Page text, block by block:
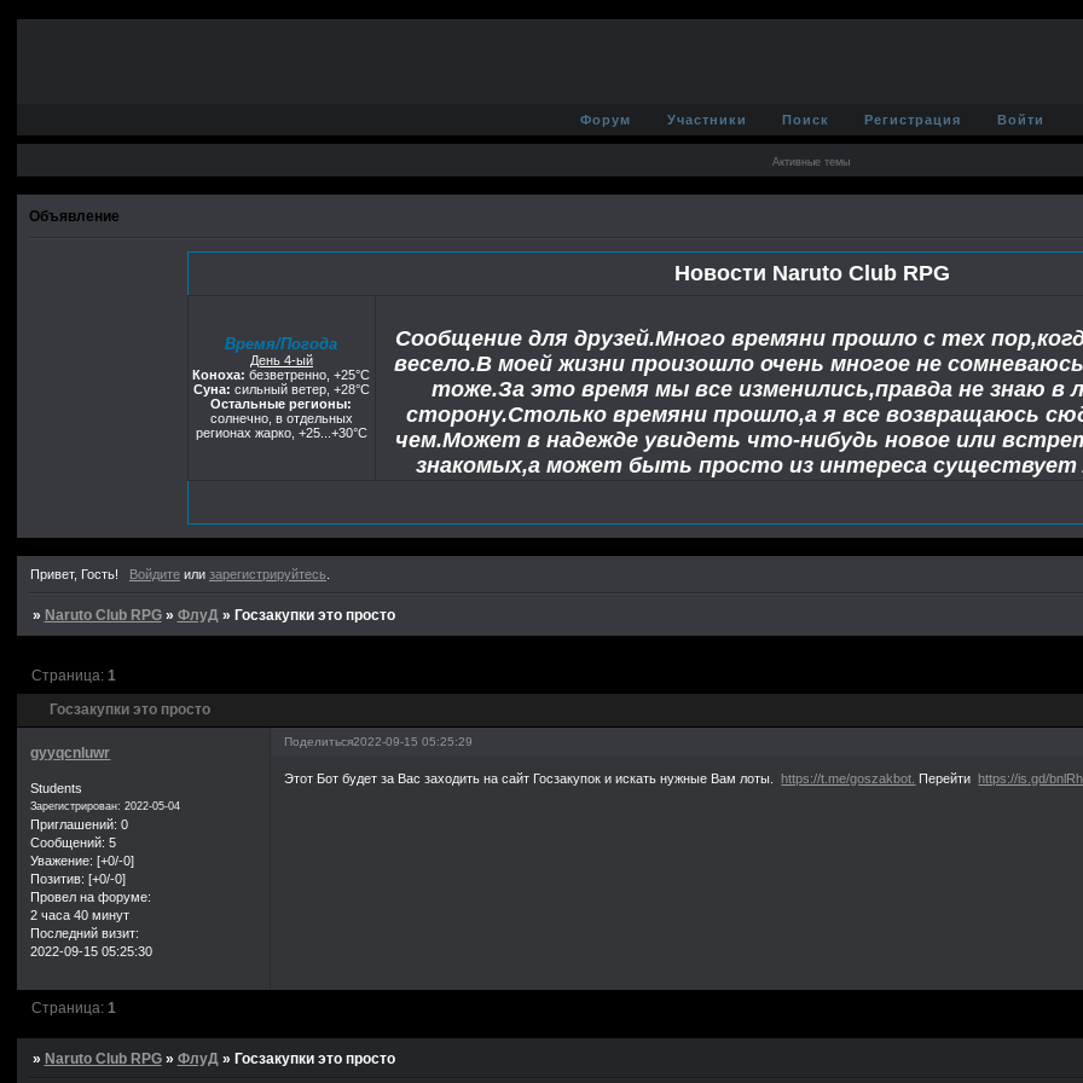
Форум Участники Поиск Регистрация Войти
Активные темы
Объявление
Новости Naruto Club RPG
Время/Погода
День 4-ый
Коноха: безветренно, +25°C
Суна: сильный ветер, +28°С
Остальные регионы:
солнечно, в отдельных
регионах жарко, +25...+30°С
Сообщение для друзей.Много времяни прошло с тех
весело.В моей жизни произошло очень многое не
тоже.За это время мы все изменились,правда не знаю в
сторону.Столько времяни прошло,а я все возвращаюсь
чем.Может в надежде увидеть что-нибудь новое или
знакомых,а может быть просто из интереса
тех прекрасных дней.И я хочу от всей души сказать вам
быть немного сентиментально,и единственное что не
время,это моя грамотность(что очень печально).Но если
ваш kakashi. .
Привет, Гость! Войдитеили зарегистрируйтесь
» Naruto Club RPG » ФлуД » Госзакупки это просто
Госзакупки это просто
Страница: 1
Поделиться2022-09-15 05:25:29
gyyqcnluwr
Students
Зарегистрирован: 2022-05-04
Приглашений: 0
Сообщений: 5
Уважение: [+0/-0]
Позитив: [+0/-0]
Провел на форуме:
2 часа 40 минут
Последний визит:
2022-09-15 05:25:30
Этот Бот будет за Вас заходить на сайт Госзакупок и искать нужные Вам лоты.https://t.me/goszakbot. Перейтиhttps://is.gd/
Страница: 1
» Naruto Club RPG » ФлуД » Госзакупки это просто